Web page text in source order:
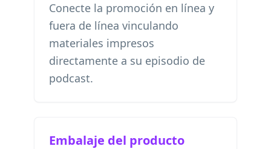
Conecte la promoción en línea y
fuera de línea vinculando
materiales impresos
directamente a su episodio de
podcast.
Embalaje del producto